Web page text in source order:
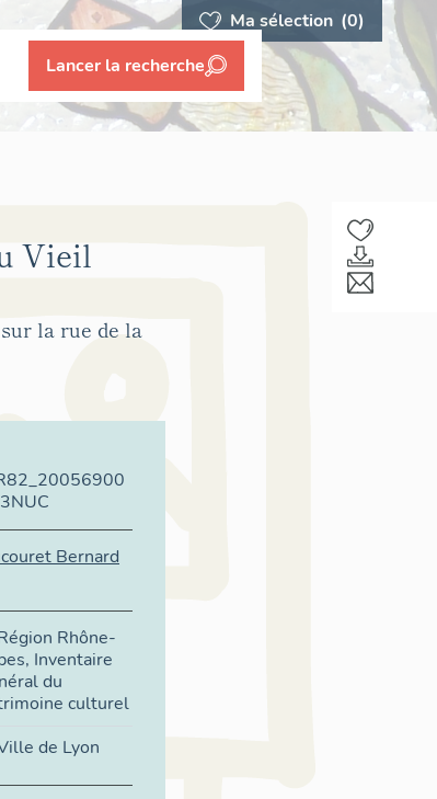
Ma sélection (0)
Lancer la recherche
Vieil
la rue de la
Bernard
Rhône-
Inventaire
du
culturel
de Lyon